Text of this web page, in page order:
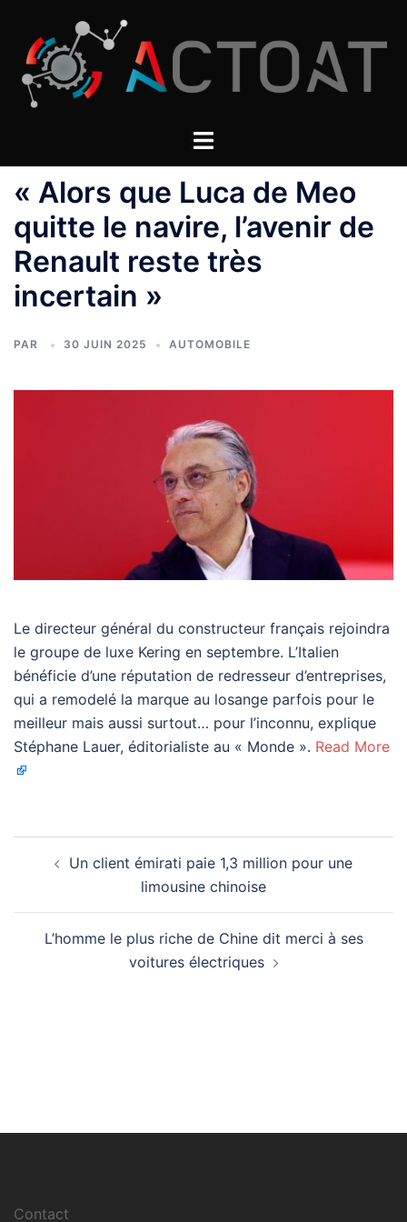
contenu
« Alors que Luca de Meo
quitte le navire, l’avenir de
Renault reste très
incertain »
PAR 30 JUIN 2025 AUTOMOBILE
Le directeur général du constructeur français rejoindra
le groupe de luxe Kering en septembre. L’Italien
bénéficie d’une réputation de redresseur d’entreprises,
qui a remodelé la marque au losange parfois pour le
meilleur mais aussi surtout… pour l’inconnu, explique
Stéphane Lauer, éditorialiste au « Monde ». Read More
d’articleUn client émirati paie 1,3 million pour une
limousine chinoise
L’homme le plus riche de Chine dit merci à ses
voitures électriques
Contact